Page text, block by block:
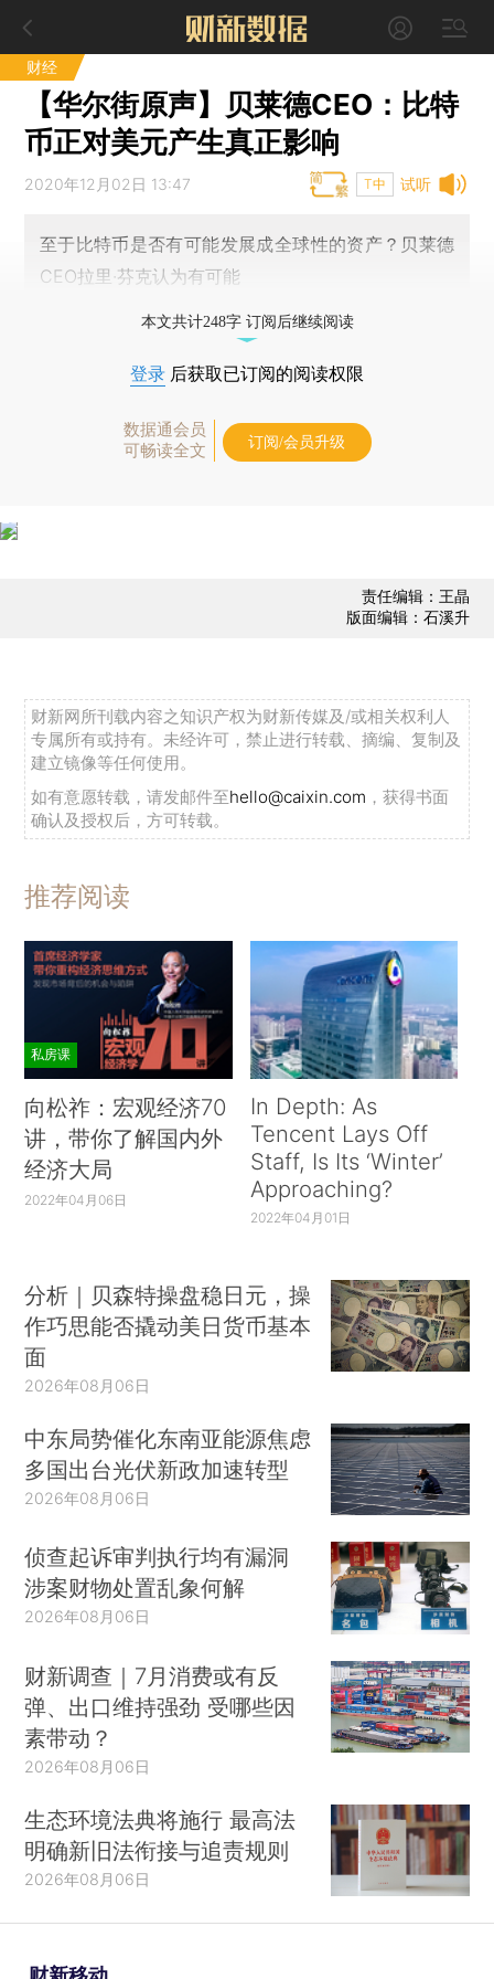
财经
【华尔街原声】贝莱德CEO：比特
币正对美元产生真正影响
试听
2020年12月02日 13:47 T中
至于比特币是否有可能发展成全球性的资产？贝莱德
CEO拉里·芬克认为有可能
本文共计248字 订阅后继续阅读
登录 后获取已订阅的阅读权限
数据通会员
可畅读全文
订阅/会员升级
责任编辑：王晶
版面编辑：石溪升
财新网所刊载内容之知识产权为财新传媒及/或相关权利人
专属所有或持有。未经许可，禁止进行转载、摘编、复制及
建立镜像等任何使用。
如有意愿转载，请发邮件至hello@caixin.com ，获得书面
确认及授权后，方可转载。
推荐阅读
私房课
向松祚：宏观经济70
讲，带你了解国内外
经济大局
2022年04月06日
In Depth: As
Tencent Lays Off
Staff, Is Its ‘Winter’
Approaching?
2022年04月01日
分析｜贝森特操盘稳日元，操
作巧思能否撬动美日货币基本
面
2026年08月06日
中东局势催化东南亚能源焦虑
多国出台光伏新政加速转型
2026年08月06日
侦查起诉审判执行均有漏洞
涉案财物处置乱象何解
2026年08月06日
财新调查｜7月消费或有反
弹、出口维持强劲 受哪些因
素带动？
2026年08月06日
生态环境法典将施行 最高法
明确新旧法衔接与追责规则
2026年08月06日